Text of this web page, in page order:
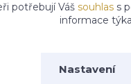
potřebují Váš souhlass
informace
Nastavení